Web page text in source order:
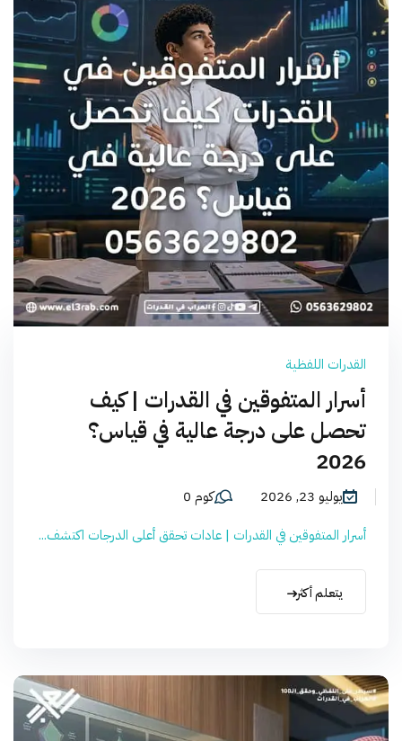
القدرات اللفظية
أسرار المتفوقين في القدرات | كيف
تحصل على درجة عالية في قياس؟
2026
يوليو 23, 2026
كوم 0
أسرار المتفوقين في القدرات | عادات تحقق أعلى الدرجات اكتشف...
يتعلم أكثر